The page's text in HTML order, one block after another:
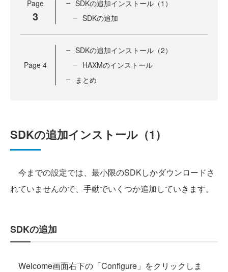
Page
3
SDKの追加インストール（1）
SDKの追加
Page 4
SDKの追加インストール（2）
HAXMのインストール
まとめ
SDKの追加インストール（1）
今までの設定では、最小限のSDKしかダウンロードさ
れていませんので、手動でいくつか追加していきます。
SDKの追加
Welcome画面右下の「Configure」をクリックしま